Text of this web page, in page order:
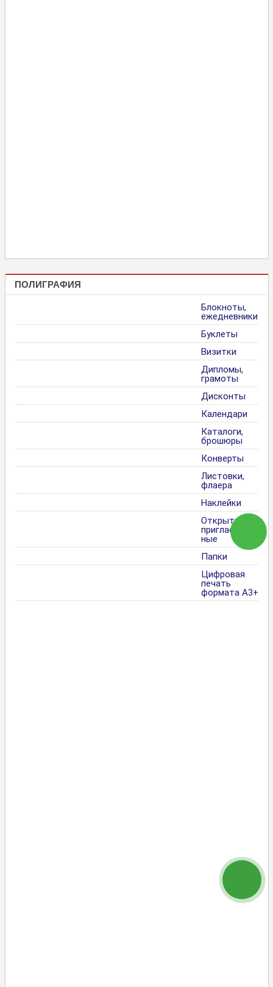
ПОЛИГРАФИЯ
Блокноты,
ежедневники
Буклеты
Визитки
Дипломы,
грамоты
Дисконты
Календари
Каталоги,
брошюры
Конверты
Листовки,
флаера
Наклейки
Открытки,
пригласитель
ные
Папки
Цифровая
печать
формата А3+